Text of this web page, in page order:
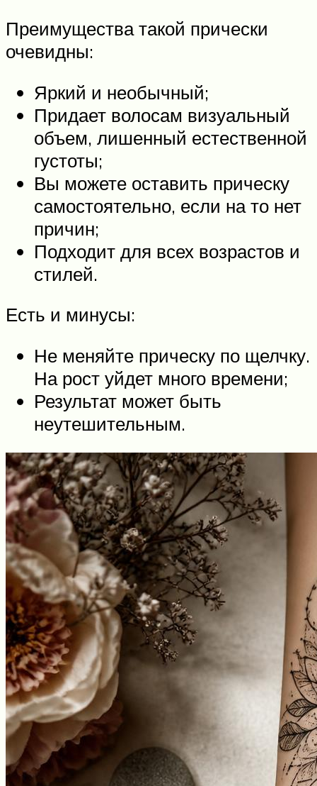
Преимущества такой прически
очевидны:
Яркий и необычный;
Придает волосам визуальный
объем, лишенный естественной
густоты;
Вы можете оставить прическу
самостоятельно, если на то нет
причин;
Подходит для всех возрастов и
стилей.
Есть и минусы:
Не меняйте прическу по щелчку.
На рост уйдет много времени;
Результат может быть
неутешительным.